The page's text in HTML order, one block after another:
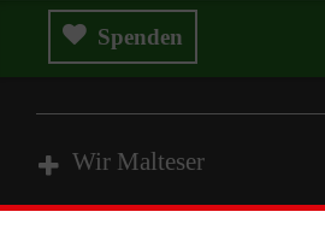
Spenden
Wir Malteser